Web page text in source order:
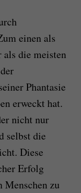
einen als
die meisten
Phantasie
erweckt hat.
nicht nur
selbst die
Diese
Erfolg
Menschen zu